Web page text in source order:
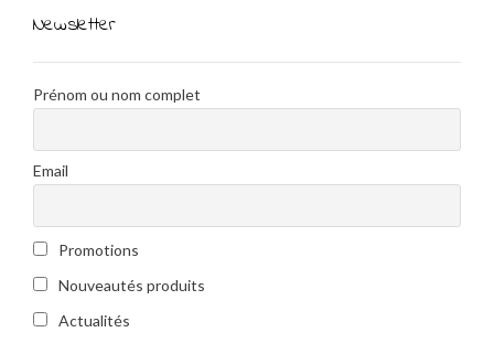
Newsletter
Prénom ou nom complet
Email
Promotions
Nouveautés produits
Actualités